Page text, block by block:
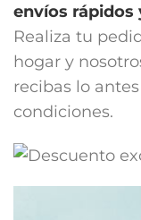
envíos rápidos
Realiza tu
hogar y
recibas lo
condiciones.